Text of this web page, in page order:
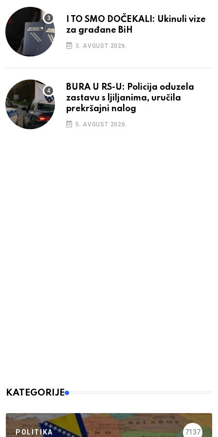
I TO SMO DOČEKALI: Ukinuli vize
za građane BiH
3. AVGUST 2026.
BURA U RS-U: Policija oduzela
zastavu s ljiljanima, uručila
prekršajni nalog
5. AVGUST 2026.
KATEGORIJE
POLITIKA 7137